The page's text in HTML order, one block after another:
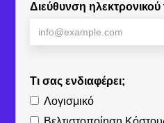
Διεύθυνση
Τι σας ενδιαφέρει;
Λογισμικό